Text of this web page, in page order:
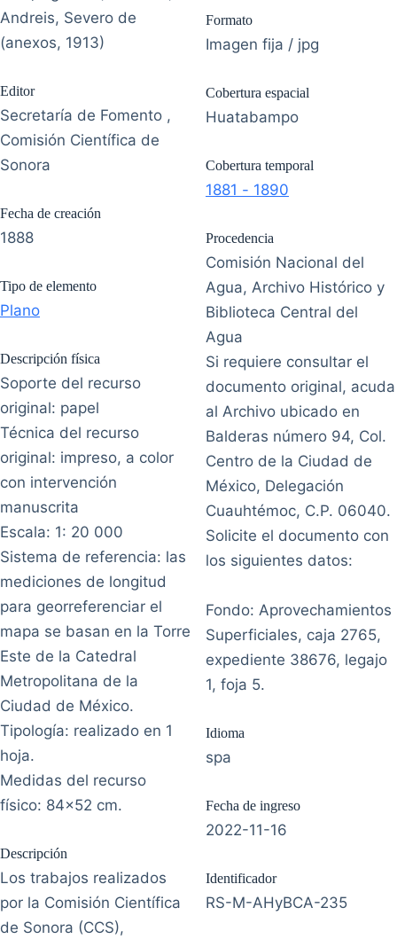
Andreis, Severo de
(anexos, 1913)
Editor
Secretaría de Fomento ,
Comisión Científica de
Sonora
Fecha de creación
1888
Tipo de elemento
Plano
Descripción física
Soporte del recurso
original: papel
Técnica del recurso
original: impreso, a color
con intervención
manuscrita
Escala: 1: 20 000
Sistema de referencia: las
mediciones de longitud
para georreferenciar el
mapa se basan en la Torre
Este de la Catedral
Metropolitana de la
Ciudad de México.
Tipología: realizado en 1
hoja.
Medidas del recurso
físico: 84x52 cm.
Descripción
Los trabajos realizados
por la Comisión Científica
de Sonora (CCS),
Formato
Imagen fija / jpg
Cobertura espacial
Huatabampo
Cobertura temporal
1881 - 1890
Procedencia
Comisión Nacional del
Agua, Archivo Histórico y
Biblioteca Central del
Agua
Si requiere consultar el
documento original, acuda
al Archivo ubicado en
Balderas número 94, Col.
Centro de la Ciudad de
México, Delegación
Cuauhtémoc, C.P. 06040.
Solicite el documento con
los siguientes datos:
Fondo: Aprovechamientos
Superficiales, caja 2765,
expediente 38676, legajo
1, foja 5.
Idioma
spa
Fecha de ingreso
2022-11-16
Identificador
RS-M-AHyBCA-235